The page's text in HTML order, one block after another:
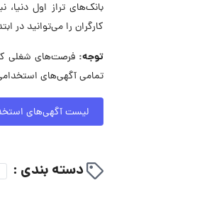
بانک‌های تراز اول
کارگران را می‌توانید در
توجه: فرصت‌های شغلی
تمامی آگهی‌های
لیست آگهی‌های
دسته بندی :